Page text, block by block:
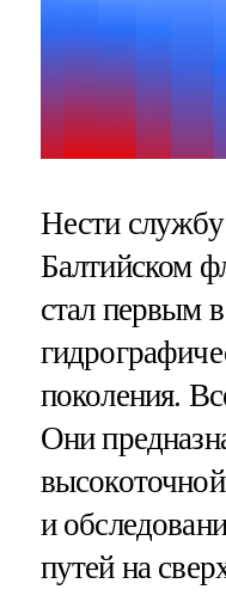
Нести службу
Балтийском
стал первым
поколения.
Они
и
путей на